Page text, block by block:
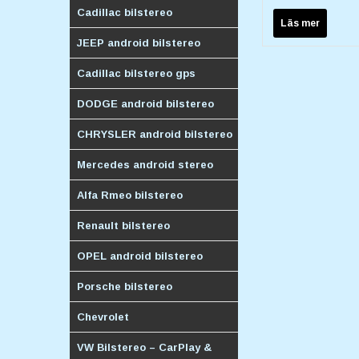
Cadillac bilstereo
JEEP android bilstereo
Cadillac bilstereo gps
DODGE android bilstereo
CHRYSLER android bilstereo
Mercedes android stereo
Alfa Rmeo bilstereo
Renault bilstereo
OPEL android bilstereo
Porsche bilstereo
Chevrolet
VW Bilstereo – CarPlay &
Läs mer